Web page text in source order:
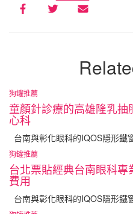
狗罐推薦
童顏針診療的高雄隆乳
心科
台南與彰化眼科的IQOS隱形鐵
狗罐推薦
台北票貼經典台南眼科
費用
台南與彰化眼科的IQOS隱形鐵